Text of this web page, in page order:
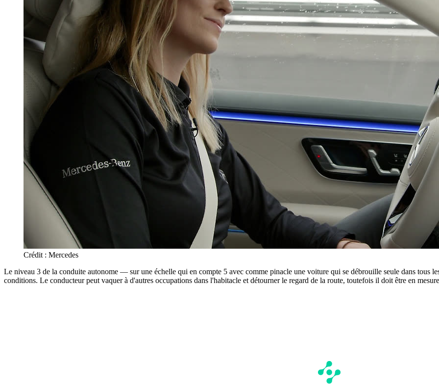
Crédit : Mercedes
Le niveau 3 de la conduite autonome — sur une échelle qui en compte 5 avec comme pinacle une voiture qui se débrouille seule dans tous
conditions. Le conducteur peut vaquer à d'autres occupations dans l'habitacle et détourner le regard de la route, toutefois il doit être en